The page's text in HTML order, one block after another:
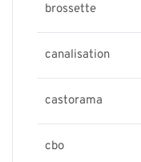
brossette
canalisation
castorama
cbo